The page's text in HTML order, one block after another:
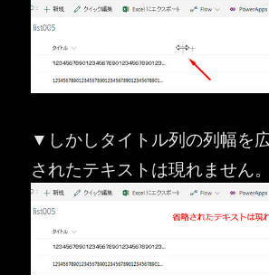
▼しかしタイトル列の列幅を
されたテキストは現れません。